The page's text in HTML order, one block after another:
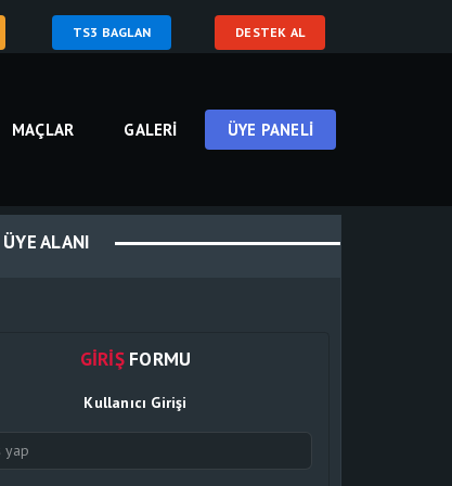
TS3 BAGLAN DESTEK AL
MAÇLAR GALERI ÜYE PANELI
ÜYE ALANI
GIRIŞFORMU
Kullanıcı Girişi